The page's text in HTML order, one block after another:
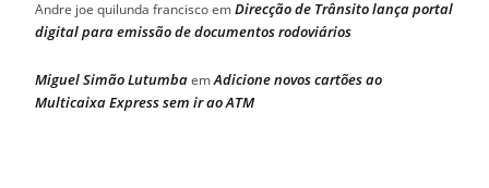
Andre joe quilunda franciscoemDirecção de Trânsito lança portal
digital para emissão de documentos rodoviários
Miguel Simão LutumbaemAdicione novos cartões ao
Multicaixa Express sem ir ao ATM